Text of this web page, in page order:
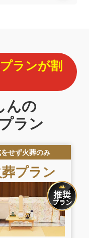
ランが割
んの
ラン
せず火葬のみ
葬プラン